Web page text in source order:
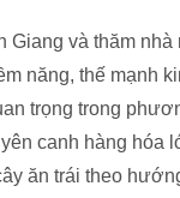
Giang và thăm
năng, thế mạnh
trọng trong
canh hàng hóa
ăn trái theo